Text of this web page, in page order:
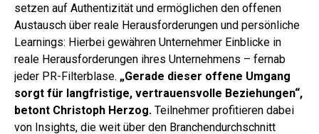
setzen auf Authentizität und ermöglichen den offenen
Austausch über reale Herausforderungen und persönliche
Learnings: Hierbei gewähren Unternehmer Einblicke in
reale Herausforderungen ihres Unternehmens – fernab
jeder PR-Filterblase. „Gerade dieser offene Umgang
sorgt für langfristige, vertrauensvolle Beziehungen“,
betont Christoph Herzog. Teilnehmer profitieren dabei
von Insights, die weit über den Branchendurchschnitt